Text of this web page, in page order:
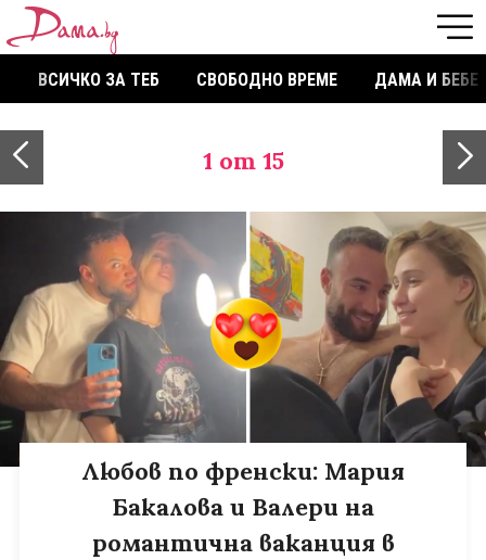
ВСИЧКО ЗА ТЕБ СВОБОДНО ВРЕМЕ ДАМА И БЕБЕ
1 от 15
Любов по френски: Мария
Бакалова и Валери на
романтична ваканция в